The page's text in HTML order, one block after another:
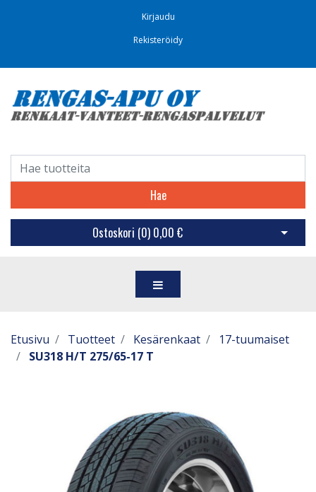
Kirjaudu
Rekisteröidy
Hae
Ostoskori (0) 0,00 € Avaa
Etusivu Tuotteet Kesärenkaat
17-tuumaiset
SU318 H/T 275/65-17 T